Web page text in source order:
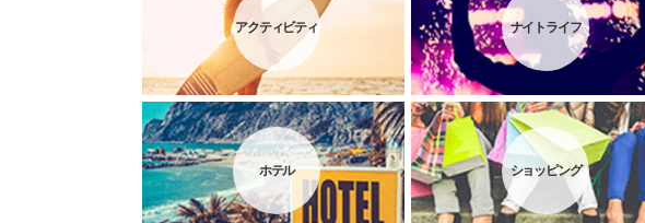
アクティビティ ナイトライフ
ホテル ショッピング